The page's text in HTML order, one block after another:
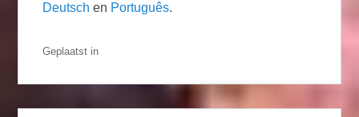
Deutsch en Português.
Geplaatst in